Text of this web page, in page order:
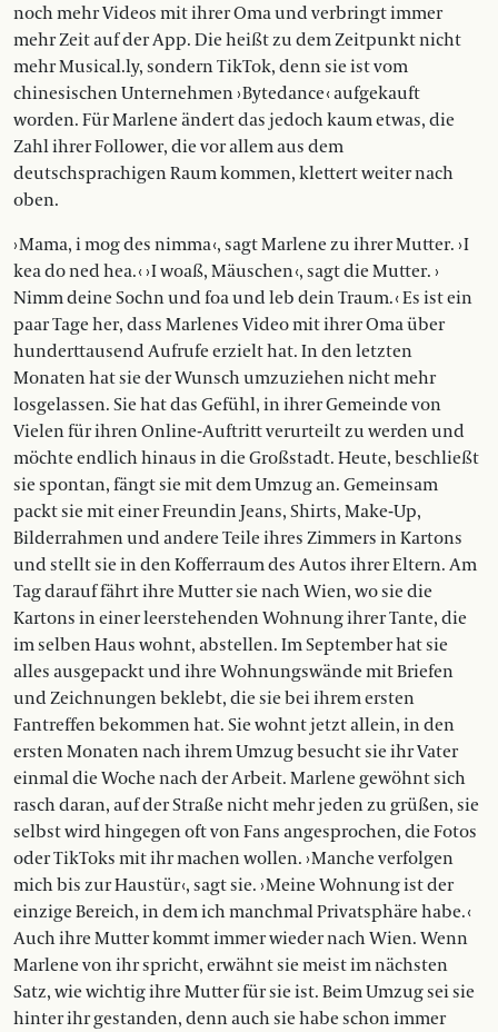
noch mehr Videos mit ihrer Oma und verbringt immer
mehr Zeit auf der App. Die heißt zu dem Zeitpunkt nicht
mehr Musical.ly, sondern TikTok, denn sie ist vom
chinesischen Unternehmen › Bytedance ‹ aufgekauft
worden. Für Marlene ändert das jedoch kaum etwas, die
Zahl ihrer Follower, die vor allem aus dem
deutschsprachigen Raum kommen, klettert weiter nach
oben.
› Mama, i mog des nimma ‹, sagt Marlene zu ihrer Mutter. › I
kea do ned hea. ‹ › I woaß, Mäuschen ‹, sagt die Mutter. ›
Nimm deine Sochn und foa und leb dein Traum. ‹ Es ist ein
paar Tage her, dass Marlenes Video mit ihrer Oma über
hunderttausend Aufrufe erzielt hat. In den letzten
Monaten hat sie der Wunsch umzuziehen nicht mehr
losgelassen. Sie hat das Gefühl, in ihrer Gemeinde von
Vielen für ihren Online-Auftritt verurteilt zu werden und
möchte endlich hinaus in die Großstadt. Heute, beschließt
sie spontan, fängt sie mit dem Umzug an. Gemeinsam
packt sie mit einer Freundin Jeans, Shirts, Make-Up,
Bilderrahmen und andere Teile ihres Zimmers in Kartons
und stellt sie in den Kofferraum des Autos ihrer Eltern. Am
Tag darauf fährt ihre Mutter sie nach Wien, wo sie die
Kartons in einer leerstehenden Wohnung ihrer Tante, die
im selben Haus wohnt, abstellen. Im September hat sie
alles ausgepackt und ihre Wohnungswände mit Briefen
und Zeichnungen beklebt, die sie bei ihrem ersten
Fantreffen bekommen hat. Sie wohnt jetzt allein, in den
ersten Monaten nach ihrem Umzug besucht sie ihr Vater
einmal die Woche nach der Arbeit. Marlene gewöhnt sich
rasch daran, auf der Straße nicht mehr jeden zu grüßen, sie
selbst wird hingegen oft von Fans angesprochen, die Fotos
oder TikToks mit ihr machen wollen. › Manche verfolgen
mich bis zur Haustür ‹, sagt sie. › Meine Wohnung ist der
einzige Bereich, in dem ich manchmal Privatsphäre habe. ‹
Auch ihre Mutter kommt immer wieder nach Wien. Wenn
Marlene von ihr spricht, erwähnt sie meist im nächsten
Satz, wie wichtig ihre Mutter für sie ist. Beim Umzug sei sie
hinter ihr gestanden, denn auch sie habe schon immer